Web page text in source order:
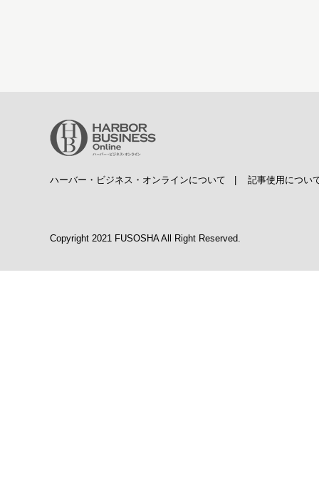
ハーバー・ビジネス・オンラインについて 記事使用につい
Copyright 2021 FUSOSHA All Right Reserved.